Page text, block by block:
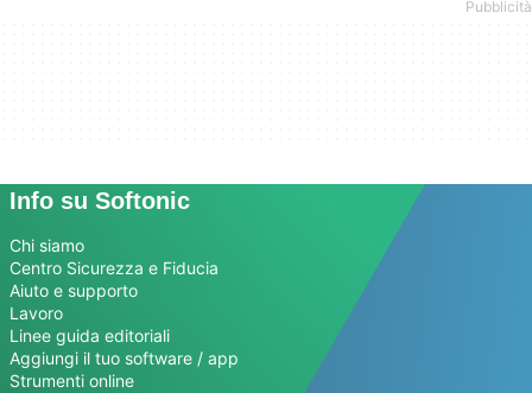
Info su Softonic
Chi siamo
Centro Sicurezza e Fiducia
Aiuto e supporto
Lavoro
Linee guida editoriali
Aggiungi il tuo software / app
Strumenti online